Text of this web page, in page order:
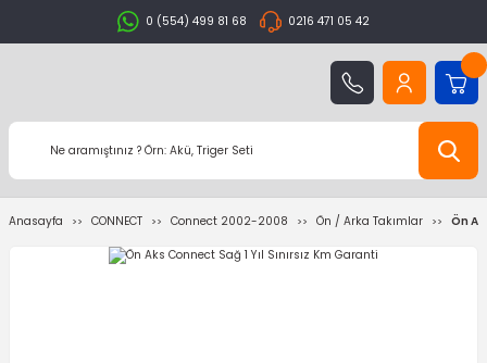
0 (554) 499 81 68 0216 471 05 42
Anasayfa CONNECT Connect 2002-2008 Ön / Arka Takımlar Ön